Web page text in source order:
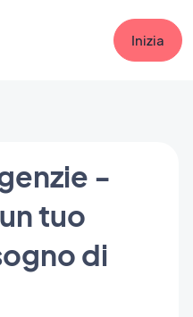
Inizia
-
tuo
di